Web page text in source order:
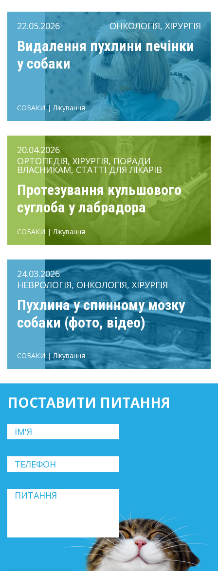
22.05.2026 ОНКОЛОГІЯ, ХІРУРГІЯ
Видалення пухлини печінки
у собаки
СОБАКИ | Лікування
20.04.2026
ОРТОПЕДІЯ, ХІРУРГІЯ, ПОРАДИ
ВЛАСНИКАМ, СТАТТІ ДЛЯ ЛІКАРІВ
Протезування кульшового
суглоба у лабрадора
СОБАКИ | Лікування
24.03.2026
НЕВРОЛОГІЯ, ОНКОЛОГІЯ, ХІРУРГІЯ
Пухлина у спинному мозку
собаки (фото, відео)
СОБАКИ | Лікування
ПОСТАВИТИ ПИТАННЯ